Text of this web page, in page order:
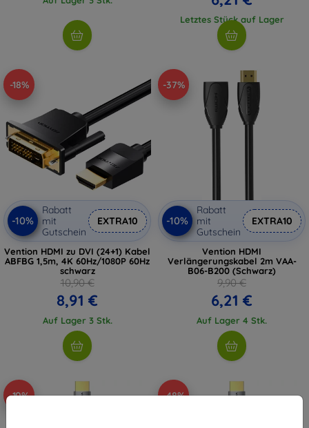
Letztes Stück auf Lager
-18%
-10%
Rabatt
mit
Gutschein
EXTRA10
Vention HDMI zu DVI (24+1) Kabel
ABFBG 1,5m, 4K 60Hz/1080P 60Hz
schwarz
10,90 €
8,91 €
Auf Lager 3 Stk.
-37%
-10%
Rabatt
mit
Gutschein
EXTRA10
Vention HDMI
Verlängerungskabel 2m VAA-
B06-B200 (Schwarz)
9,90 €
6,21 €
Auf Lager 4 Stk.
-10% -48%